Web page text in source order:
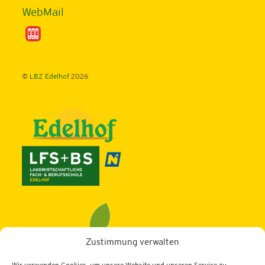
Zustimmung verwalten
WebMail
© LBZ Edelhof2026